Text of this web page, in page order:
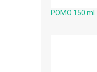
POMO 150 ml